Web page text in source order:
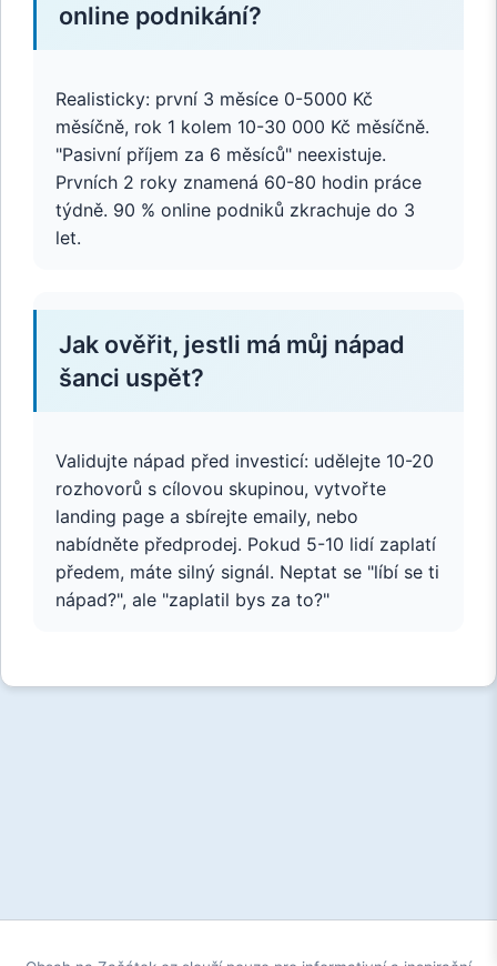
online podnikání?
Realisticky: první 3 měsíce 0-5000 Kč
měsíčně, rok 1 kolem 10-30 000 Kč měsíčně.
"Pasivní příjem za 6 měsíců" neexistuje.
Prvních 2 roky znamená 60-80 hodin práce
týdně. 90 % online podniků zkrachuje do 3
let.
Jak ověřit, jestli má můj nápad
šanci uspět?
Validujte nápad před investicí: udělejte 10-20
rozhovorů s cílovou skupinou, vytvořte
landing page a sbírejte emaily, nebo
nabídněte předprodej. Pokud 5-10 lidí zaplatí
předem, máte silný signál. Neptat se "líbí se ti
nápad?", ale "zaplatil bys za to?"